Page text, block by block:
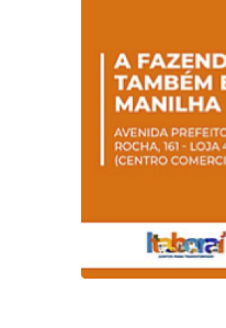
Magalhães Seabra